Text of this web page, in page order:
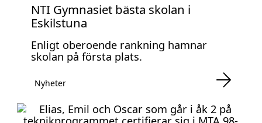
NTI Gymnasiet bästa skolan i
Eskilstuna
Enligt oberoende rankning hamnar
skolan på första plats.
Nyheter